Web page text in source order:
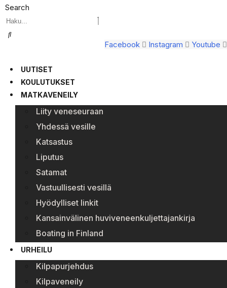
Search
Facebook Instagram Youtube
UUTISET
KOULUTUKSET
MATKAVENEILY
Liity veneseuraan
Yhdessä vesille
Katsastus
Liputus
Satamat
Vastuullisesti vesillä
Hyödylliset linkit
Kansainvälinen huviveneenkuljettajankirja
Boating in Finland
URHEILU
Kilpapurjehdus
Kilpaveneily